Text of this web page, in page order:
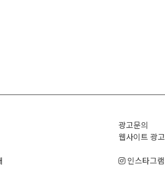
광고문의
웹사이트 광고
인스타그램